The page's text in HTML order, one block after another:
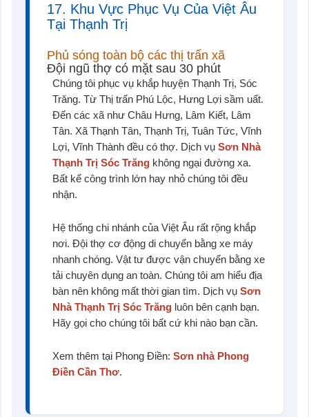
17. Khu Vực Phục Vụ Của Việt Âu
Tại Thạnh Trị
Phủ sóng toàn bộ các thị trấn xã
Đội ngũ thợ có mặt sau 30 phút
Chúng tôi phục vụ khắp huyện Thạnh Trị, Sóc
Trăng. Từ Thị trấn Phú Lộc, Hưng Lợi sầm uất.
Đến các xã như Châu Hưng, Lâm Kiết, Lâm
Tân. Xã Thạnh Tân, Thạnh Trị, Tuân Tức, Vĩnh
Lợi, Vĩnh Thành đều có thợ. Dịch vụ Sơn Nhà
Thạnh Trị Sóc Trăng không ngại đường xa.
Bất kể công trình lớn hay nhỏ chúng tôi đều
nhận.
Hệ thống chi nhánh của Việt Âu rất rộng khắp
nơi. Đội thợ cơ động di chuyển bằng xe máy
nhanh chóng. Vật tư được vận chuyển bằng xe
tải chuyên dụng an toàn. Chúng tôi am hiểu địa
bàn nên không mất thời gian tìm. Dịch vụ Sơn
Nhà Thạnh Trị Sóc Trăng luôn bên cạnh bạn.
Hãy gọi cho chúng tôi bất cứ khi nào bạn cần.
Xem thêm tại Phong Điền: Sơn nhà Phong
Điền Cần Thơ.